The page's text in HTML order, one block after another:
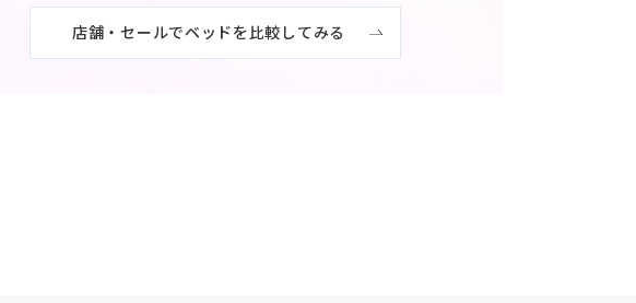
店舗・セールでベッドを比較してみる